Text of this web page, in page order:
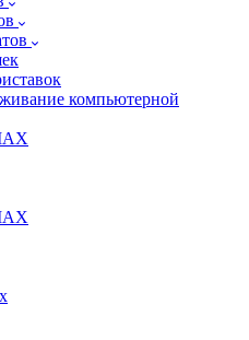
компьютерной